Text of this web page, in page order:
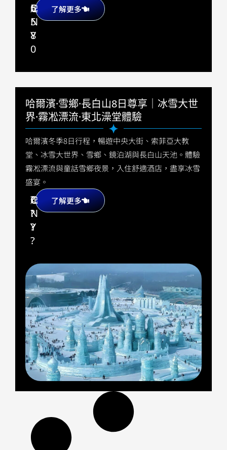
了解更多
5
5
8
0
C
N
Y
起
哈爾濱·雪鄉·長白山8日尊享｜冰雪大世
界·霧凇漂流·東北澡堂體驗
哈爾濱冬季8日行程，暢遊中央大街、索菲亞大教
堂、冰雪大世界、雪鄉、鏡泊湖與長白山天池。體驗
霧凇漂流與童話雪鄉夜景，入住舒適酒店，盡享冰雪
盛宴。
了解更多
?
?
?
?
C
N
Y
起